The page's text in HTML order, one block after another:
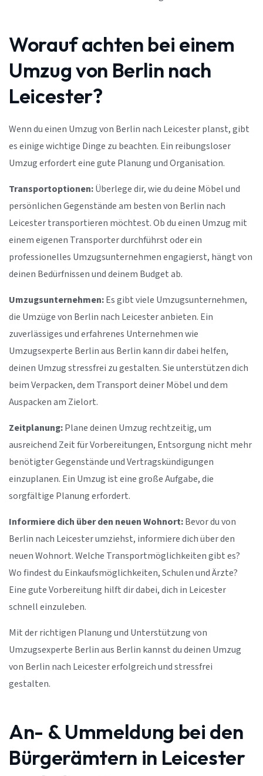
Worauf achten bei einem
Umzug von Berlin nach
Leicester?
Wenn du einen Umzug von Berlin nach Leicester planst, gibt
es einige wichtige Dinge zu beachten. Ein reibungsloser
Umzug erfordert eine gute Planung und Organisation.
Transportoptionen:Überlege dir, wie du deine Möbel und
persönlichen Gegenstände am besten von Berlin nach
Leicester transportieren möchtest. Ob du einen Umzug mit
einem eigenen Transporter durchführst oder ein
professionelles Umzugsunternehmen engagierst, hängt von
deinen Bedürfnissen und deinem Budget ab.
Umzugsunternehmen:Es gibt viele Umzugsunternehmen,
die Umzüge von Berlin nach Leicester anbieten. Ein
zuverlässiges und erfahrenes Unternehmen wie
Umzugsexperte Berlin aus Berlin kann dir dabei helfen,
deinen Umzug stressfrei zu gestalten. Sie unterstützen dich
beim Verpacken, dem Transport deiner Möbel und dem
Auspacken am Zielort.
Zeitplanung:Plane deinen Umzug rechtzeitig, um
ausreichend Zeit für Vorbereitungen, Entsorgung nicht mehr
benötigter Gegenstände und Vertragskündigungen
einzuplanen. Ein Umzug ist eine große Aufgabe, die
sorgfältige Planung erfordert.
Informiere dich über den neuen Wohnort:Bevor du von
Berlin nach Leicester umziehst, informiere dich über den
neuen Wohnort. Welche Transportmöglichkeiten gibt es?
Wo findest du Einkaufsmöglichkeiten, Schulen und Ärzte?
Eine gute Vorbereitung hilft dir dabei, dich in Leicester
schnell einzuleben.
Mit der richtigen Planung und Unterstützung von
Umzugsexperte Berlin aus Berlin kannst du deinen Umzug
von Berlin nach Leicester erfolgreich und stressfrei
gestalten.
An- & Ummeldung bei den
Bürgerämtern in Leicester